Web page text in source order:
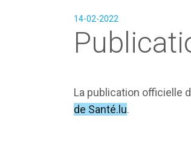
14-02-2022
La publication officielle
de Santé.lu.